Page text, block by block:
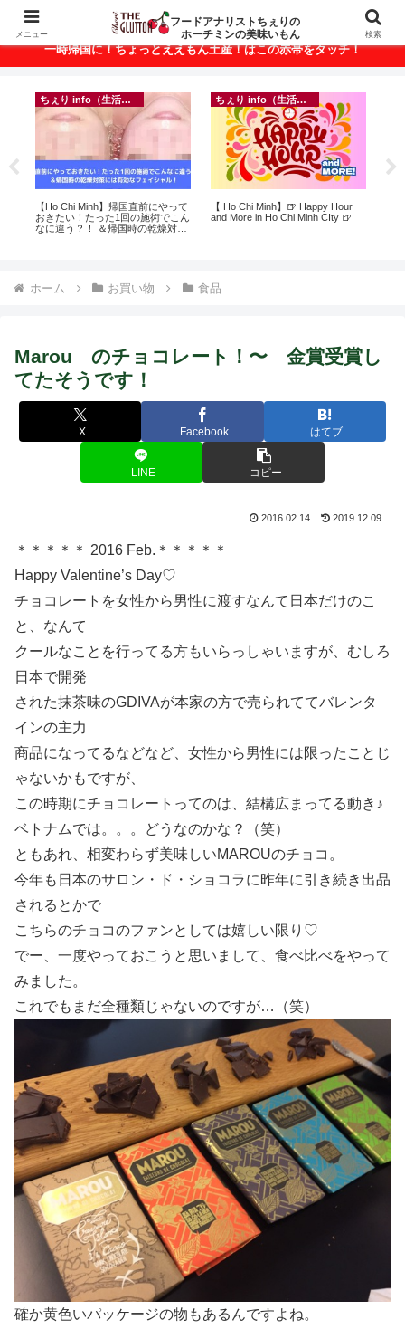
ベトナム・ホーチミンの美味いもんが満載！
一時帰国に！ちょっとええもん土産！はこの赤帯をタッチ！
ちぇり info（生活情報）
【Ho Chi Minh】帰国直前にやって
おきたい！たった1回の施術でこん
なに違う？！ ＆帰国時の乾燥対策
ちぇり info（生活情報）
【 Ho Chi Minh】🍺 Happy Hour
and More in Ho Chi Minh CIty 🍺
ホーム お買い物 食品
Marou のチョコレート！〜 金賞受賞し
てたそうです！
X Facebook はてブ
LINE コピー
2016.02.14 2019.12.09
＊＊＊＊＊ 2016 Feb.＊＊＊＊＊
Happy Valentine’s Day♡
チョコレートを女性から男性に渡すなんて日本だけのこ
と、なんて
クールなことを行ってる方もいらっしゃいますが、むしろ
日本で開発
された抹茶味のGDIVAが本家の方で売られててバレンタ
インの主力
商品になってるなどなど、女性から男性には限ったことじ
ゃないかもですが、
この時期にチョコレートってのは、結構広まってる動き♪
ベトナムでは。。。どうなのかな？（笑）
ともあれ、相変わらず美味しいMAROUのチョコ。
今年も日本のサロン・ド・ショコラに昨年に引き続き出品
されるとかで
こちらのチョコのファンとしては嬉しい限り♡
でー、一度やっておこうと思いまして、食べ比べをやって
みました。
これでもまだ全種類じゃないのですが…（笑）
確か黄色いパッケージの物もあるんですよね。
メニュー
フードアナリストちぇりの
ホーチミンの美味いもん
検索